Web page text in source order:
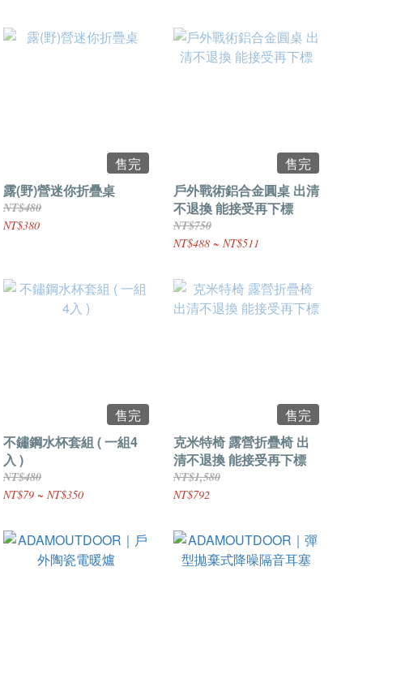
售完
露(野)營迷你折疊桌
NT$480
NT$380
售完
戶外戰術鋁合金圓桌 出清
不退換 能接受再下標
NT$750
NT$488 ~ NT$511
售完
不鏽鋼水杯套組 ( 一組4
入 )
NT$480
NT$79 ~ NT$350
售完
克米特椅 露營折疊椅 出
清不退換 能接受再下標
NT$1,580
NT$792